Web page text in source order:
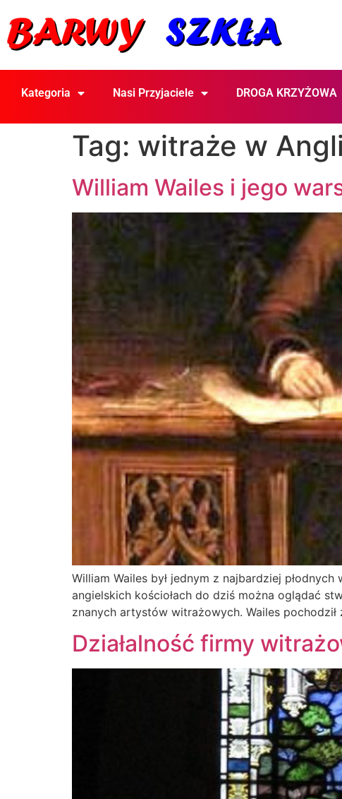
Kategoria Nasi Przyjaciele DROGA KRZYŻOWA
Tag: witraże w
William Wailes i jego
William Wailes był jednym z najbardziej
angielskich kościołach do dziś można oglądać
znanych artystów witrażowych. Wailes
Działalność firmy